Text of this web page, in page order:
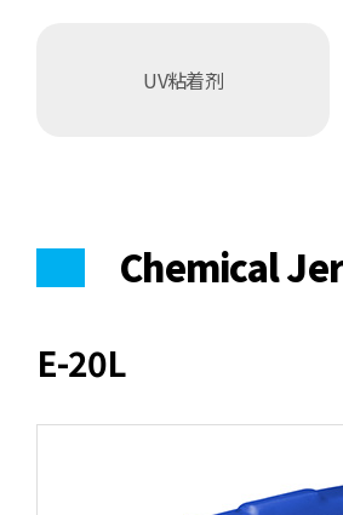
UV粘着剂
Chemical
E-20L